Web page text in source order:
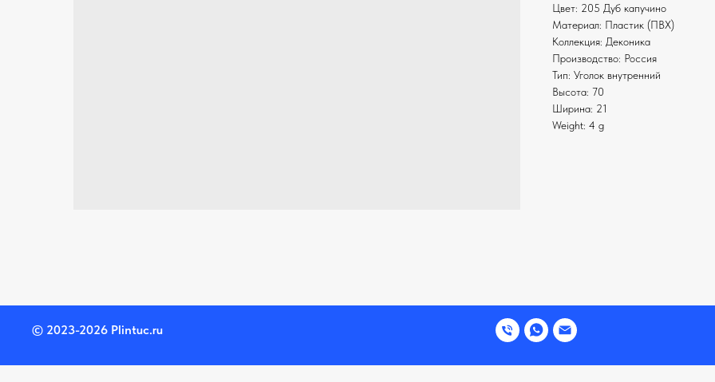
Цвет: 205 Дуб капучино
Материал: Пластик (ПВХ)
Коллекция: Деконика
Производство: Россия
Тип: Уголок внутренний
Высота: 70
Ширина: 21
Weight: 4 g
© 2023-2026 Plintuc.ru